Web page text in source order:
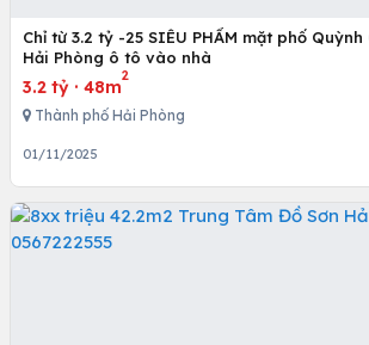
Chỉ từ 3.2 tỷ -25 SIÊU PHẨM mặt phố
Hải Phòng ô tô vào nhà
3.2 tỷ · 48m
2
Thành phố Hải Phòng
01/11/2025